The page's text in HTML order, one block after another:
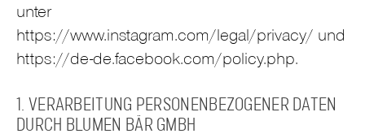
unter
https://www.instagram.com/legal/privacy/ und
https://de-de.facebook.com/policy.php.
1. VERARBEITUNG PERSONENBEZOGENER DATEN
DURCH BLUMEN BÄR GMBH